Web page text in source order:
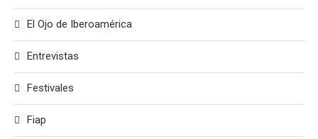
El Ojo de Iberoamérica
Entrevistas
Festivales
Fiap